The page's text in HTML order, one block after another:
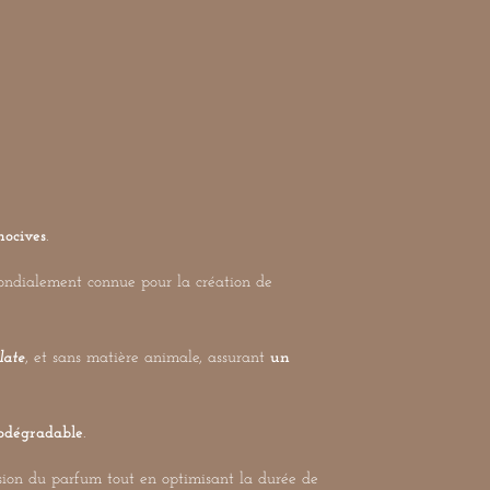
.
connue pour la création de
, et sans matière animale, assurant un
.
du parfum tout en optimisant la durée de